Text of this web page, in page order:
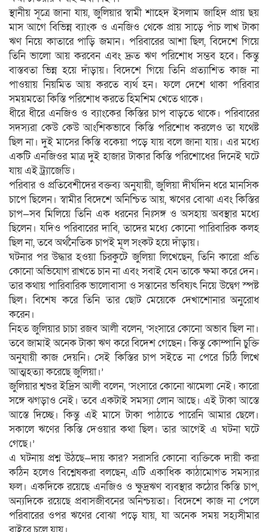
স্থানীয় সূত্রে জানা যায়, জুলিয়ার স্বামী শাহেদ ইসলাম জাহিদ প্রায় ছয়
মাস আগে বিভিন্ন ব্যাংক ও এনজিও থেকে প্রায় সাড়ে পাঁচ লাখ টাকা
ঋণ নিয়ে কাতারে পাড়ি জমান। পরিবারের আশা ছিল, বিদেশে গিয়ে
তিনি ভালো আয় করবেন এবং দ্রুত ঋণ পরিশোধ সম্ভব হবে। কিন্তু
বাস্তবতা ভিন্ন হয়ে দাঁড়ায়। বিদেশে গিয়ে তিনি প্রত্যাশিত কাজ না
পাওয়ায় নিয়মিত আয় করতে ব্যর্থ হন। ফলে দেশে থাকা পরিবার
সময়মতো কিস্তি পরিশোধ করতে হিমশিম খেতে থাকে।
ধীরে ধীরে এনজিও ও ব্যাংকের কিস্তির চাপ বাড়তে থাকে। পরিবারের
সদস্যরা কেউ কেউ আংশিকভাবে কিস্তি পরিশোধ করলেও তা যথেষ্ট
ছিল না। দুই মাসের কিস্তি বকেয়া পড়ে যায় বলে জানা যায়। এর মধ্যে
একটি এনজিওর মাত্র দুই হাজার টাকার কিস্তি পরিশোধের দিনেই ঘটে
যায় এই ট্র্যাজেডি।
পরিবার ও প্রতিবেশীদের বক্তব্য অনুযায়ী, জুলিয়া দীর্ঘদিন ধরে মানসিক
চাপে ছিলেন। স্বামীর বিদেশে অনিশ্চিত আয়, ঋণের বোঝা এবং কিস্তির
চাপ—সব মিলিয়ে তিনি এক ধরনের নিঃসঙ্গ ও অসহায় অবস্থার মধ্যে
ছিলেন। যদিও পরিবারের দাবি, তাদের মধ্যে কোনো পারিবারিক কলহ
ছিল না, তবে অর্থনৈতিক চাপই মূল সংকট হয়ে দাঁড়ায়।
ঘটনার পর উদ্ধার হওয়া চিরকুটে জুলিয়া লিখেছেন, তিনি কারো প্রতি
কোনো অভিযোগ রাখতে চান না এবং সবাই যেন তাকে ক্ষমা করে দেন।
তার কথায় পারিবারিক ভালোবাসা ও সন্তানের ভবিষ্যৎ নিয়ে উদ্বেগ স্পষ্ট
ছিল। বিশেষ করে তিনি তার ছোট মেয়েকে দেখাশোনার অনুরোধ
করেন।
নিহত জুলিয়ার চাচা রজব আলী বলেন, ‘সংসারে কোনো অভাব ছিল না।
তবে জামাই অনেক টাকা ঋণ করে বিদেশ গেছেন। কিন্তু কোম্পানি চুক্তি
অনুযায়ী কাজ দেয়নি। সেই কিস্তির চাপ সইতে না পেরে চিঠি লিখে
আত্মহত্যা করেছে জুলিয়া।’
জুলিয়ার শ্বশুর ইদ্রিস আলী বলেন, ‘সংসারে কোনো ঝামেলা নেই। কারো
সঙ্গে ঝগড়াও নেই। তবে একটাই সমস্যা লোন আছে। এই টাকা আস্তে
আস্তে দিচ্ছে। কিন্তু এই মাসে টাকা পাঠাতে পারেনি আমার ছেলে।
সকালে ঋণের কিস্তি দেওয়ার কথা ছিল। তার আগেই এ ঘটনা ঘটে
গেছে।’
এ ঘটনায় প্রশ্ন উঠছে—দায় কার? সরাসরি কোনো ব্যক্তিকে দায়ী করা
কঠিন হলেও বিশ্লেষকরা বলছেন, এটি একাধিক কাঠামোগত সমস্যার
ফল। একদিকে রয়েছে এনজিও ও ক্ষুদ্রঋণ ব্যবস্থার কঠোর কিস্তি চাপ,
অন্যদিকে রয়েছে প্রবাসজীবনের অনিশ্চয়তা। বিদেশে কাজ না পেলে
পরিবারের ওপর ঋণের বোঝা পড়ে যায়, যা অনেক সময় সহ্যসীমার